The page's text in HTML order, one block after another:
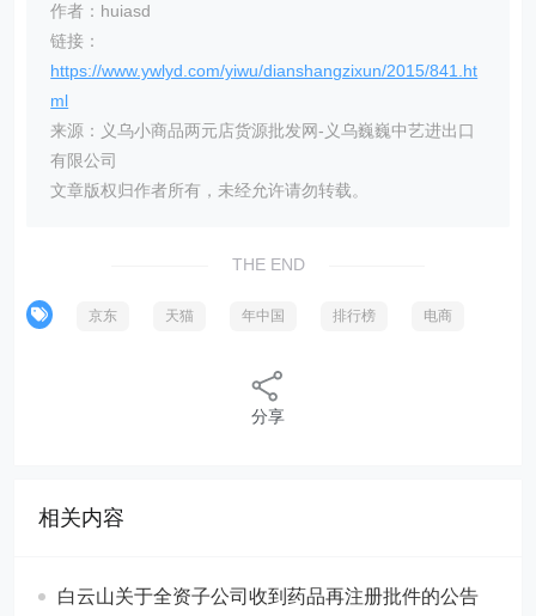
作者：huiasd
链接：
https://www.ywlyd.com/yiwu/dianshangzixun/2015/841.ht
ml
来源：义乌小商品两元店货源批发网-义乌巍巍中艺进出口
有限公司
文章版权归作者所有，未经允许请勿转载。
THE END
京东 天猫 年中国 排行榜 电商
分享
相关内容
白云山关于全资子公司收到药品再注册批件的公告